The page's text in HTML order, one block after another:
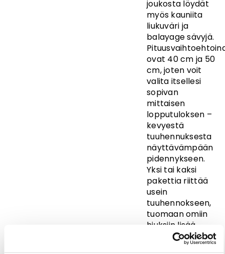
joukosta löydät
myös kauniita
liukuväri ja
balayage sävyjä.
ovat 40 cm ja 50
cm, joten voit
valita itsellesi
sopivan
mittaisen
lopputuloksen –
kevyestä
tuuhennuksesta
näyttävämpään
pidennykseen.
Yksi tai kaksi
pakettia riittää
usein
tuuhennokseen,
tuomaan omiin
hiuksiin lisää
runsautta ja
tuuheutta. Koko